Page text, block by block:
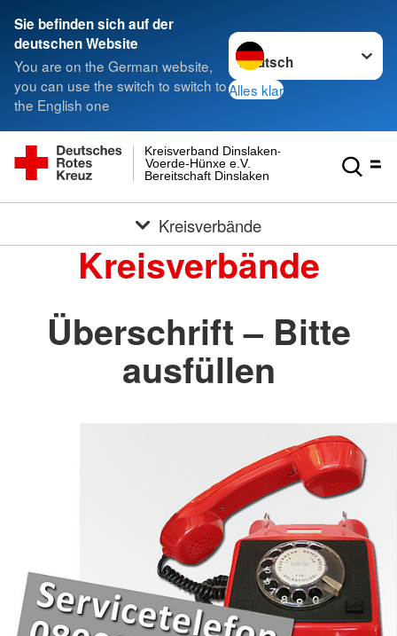
Sie befinden sich auf der
deutschen Website
You are on the German website,
you can use the switch to switch to
the English one
Sprache wechseln zu
Alles klar
Bereitschaft Dinslaken
Voerde-Hünxe e.V.
Kreisverband Dinslaken-
Kreisverbände
Kreisverbände
Überschrift – Bitte
ausfüllen